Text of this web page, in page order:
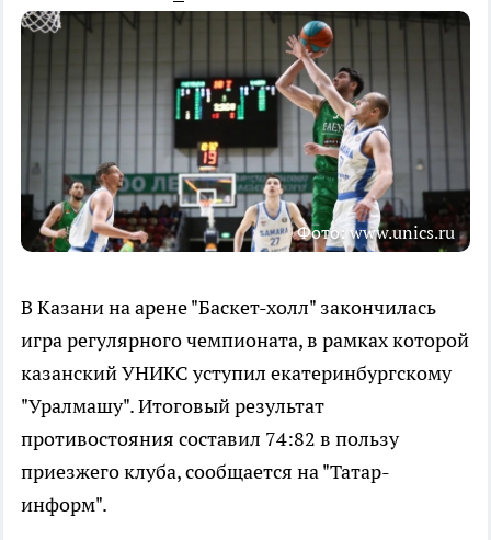
Фото: www.unics.ru
В Казани на арене "Баскет-холл" закончилась
игра регулярного чемпионата, в рамках которой
казанский УНИКС уступил екатеринбургскому
"Уралмашу". Итоговый результат
противостояния составил 74:82 в пользу
приезжего клуба, сообщается на "Татар-
информ".